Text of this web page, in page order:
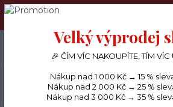
PŘÁNÍČKA a PAPÍROVÉ DÁRKY odesílám
CZK
+420 734 380 930
(Po-Ne, 8-20 hod.)
Velký výprodej
🎉 ČÍM VÍC NAKOUPÍTE, TÍM VÍC
Nákup nad 1 000 Kč → 15 %
Nákup nad 2 000 Kč → 25 %
Nákup nad 3 000 Kč → 35 %